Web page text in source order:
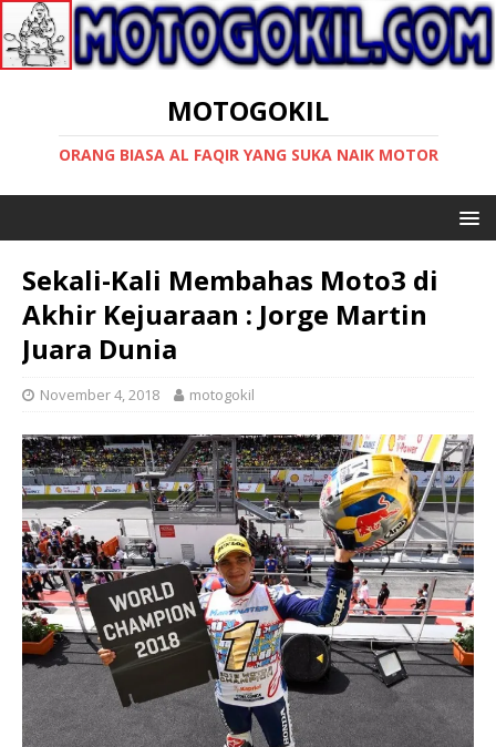
MOTOGOKIL
ORANG BIASA AL FAQIR YANG SUKA NAIK MOTOR
Sekali-Kali Membahas Moto3 di
Akhir Kejuaraan : Jorge Martin
Juara Dunia
November 4, 2018 motogokil